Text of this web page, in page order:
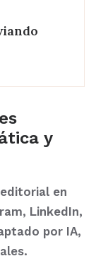
y
en
LinkedIn,
por IA,